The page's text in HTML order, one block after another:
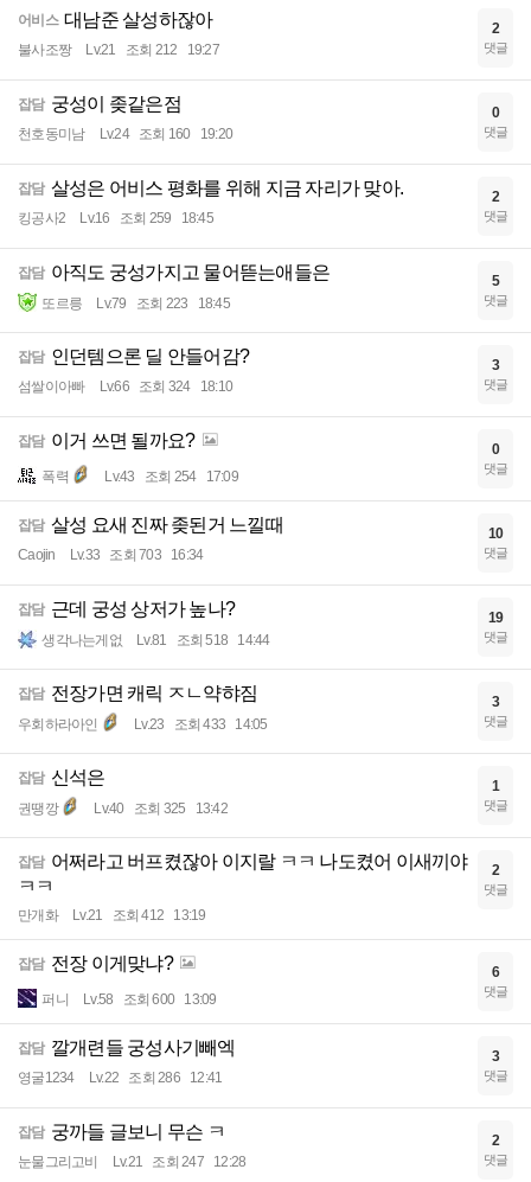
어비스 대남준 살성하잖아
불사조짱 Lv.21 조회 212 19:27
2
댓글
잡담 궁성이 좆같은점
천호동미남 Lv.24 조회 160 19:20
0
댓글
잡담 살성은 어비스 평화를 위해 지금 자리가 맞아.
킹공사2 Lv.16 조회 259 18:45
2
댓글
잡담 아직도 궁성가지고 물어뜯는애들은
또르릉 Lv.79 조회 223 18:45
5
댓글
잡담 인던템으론 딜 안들어감?
섬쌀이아빠 Lv.66 조회 324 18:10
3
댓글
잡담 이거 쓰면 될까요?
폭력 Lv.43 조회 254 17:09
0
댓글
잡담 살성 요새 진짜 좆된거 느낄때
Caojin Lv.33 조회 703 16:34
10
댓글
잡담 근데 궁성 상저가 높나?
생각나는게없 Lv.81 조회 518 14:44
19
댓글
잡담 전장가면 캐릭 ㅈㄴ약햐짐
우회하라아인 Lv.23 조회 433 14:05
3
댓글
잡담 신석은
권땡깡 Lv.40 조회 325 13:42
1
댓글
잡담 어쩌라고 버프켰잖아 이지랄 ㅋㅋ 나도켰어 이새끼야
ㅋㅋ
만개화 Lv.21 조회 412 13:19
2
댓글
잡담 전장 이게맞냐?
퍼니 Lv.58 조회 600 13:09
6
댓글
잡담 깔개련들 궁성사기빼엑
영굴1234 Lv.22 조회 286 12:41
3
댓글
잡담 궁까들 글보니 무슨 ㅋ
눈물그리고비 Lv.21 조회 247 12:28
2
댓글